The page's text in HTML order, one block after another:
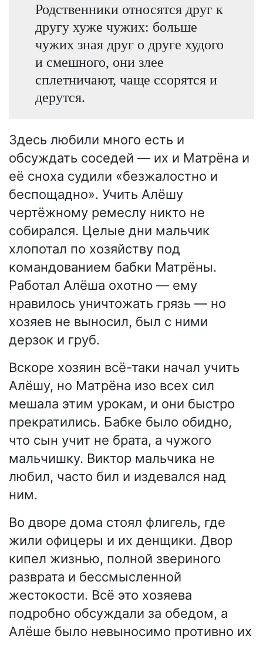
Родственники относятся друг к
другу хуже чужих: больше
чужих зная друг о друге худого
и смешного, они злее
сплетничают, чаще ссорятся и
дерутся.
Здесь любили много есть и
обсуждать соседей — их и Матрёна и
её сноха судили «безжалостно и
беспощадно». Учить Алёшу
чертёжному ремеслу никто не
собирался. Целые дни мальчик
хлопотал по хозяйству под
командованием бабки Матрёны.
Работал Алёша охотно — ему
нравилось уничтожать грязь — но
хозяев не выносил, был с ними
дерзок и груб.
Вскоре хозяин всё-таки начал учить
Алёшу, но Матрёна изо всех сил
мешала этим урокам, и они быстро
прекратились. Бабке было обидно,
что сын учит не брата, а чужого
мальчишку. Виктор мальчика не
любил, часто бил и издевался над
ним.
Во дворе дома стоял флигель, где
жили офицеры и их денщики. Двор
кипел жизнью, полной звериного
разврата и бессмысленной
жестокости. Всё это хозяева
подробно обсуждали за обедом, а
Алёше было невыносимо противно их